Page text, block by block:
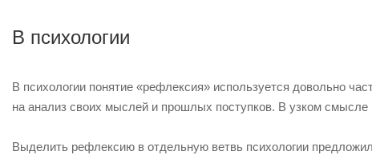
В психологии
В психологии понятие «рефлексия» используется довольно
на анализ своих мыслей и прошлых поступков. В узком
Выделить рефлексию в отдельную ветвь психологии